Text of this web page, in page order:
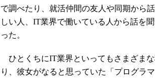
で調べたり、就活仲間の友人や同期から
しい人、IT業界で働いている人から話を
った。
ひとくちにIT業界といってもさまざま
り、彼女がなると思っていた「プログラ